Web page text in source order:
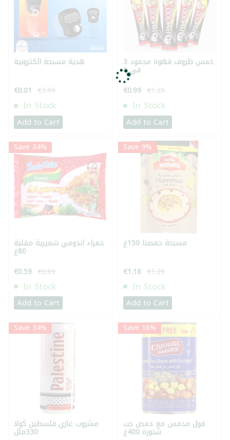
هدية مسبحة الكترونية
€0.01 €3.99
In Stock
Add to Cart
خمس ظروف قهوة محمود 3
في 1
€0.99 €1.29
In Stock
Add to Cart
Save 34%
حمراء اندومي شعيرية مقلية
80غ
€0.59 €0.89
In Stock
Add to Cart
Save 9%
مسبحة حمصنا 150غ
€1.18 €1.29
In Stock
Add to Cart
Save 34%
مشروب غازي فلسطين كولا
330ملل
Save 16%
فول مدمس مع حمص حب
شتورة 400غ